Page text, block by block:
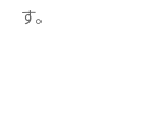
す。